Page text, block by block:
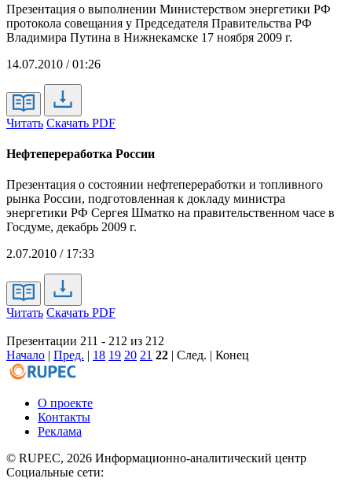
Презентация о выполнении Министерством энергетики РФ
протокола совещания у Председателя Правительства РФ
Владимира Путина в Нижнекамске 17 ноября 2009 г.
14.07.2010 / 01:26
Читать Скачать PDF
Нефтепереработка России
Презентация о состоянии нефтепереработки и топливного
рынка России, подготовленная к докладу министра
энергетики РФ Сергея Шматко на правительственном часе в
Госдуме, декабрь 2009 г.
2.07.2010 / 17:33
Читать Скачать PDF
Презентации 211 - 212 из 212
Начало | Пред. | 18 19 20 21 22 | След. | Конец
О проекте
Контакты
Реклама
© RUPEC, 2026 Информационно-аналитический центр
Социальные сети: